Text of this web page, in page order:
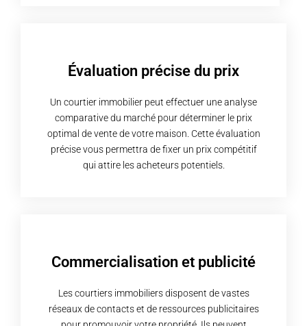
Évaluation précise du prix
Un courtier immobilier peut effectuer une analyse
comparative du marché pour déterminer le prix
optimal de vente de votre maison. Cette évaluation
précise vous permettra de fixer un prix compétitif
qui attire les acheteurs potentiels.
Commercialisation et publicité
Les courtiers immobiliers disposent de vastes
réseaux de contacts et de ressources publicitaires